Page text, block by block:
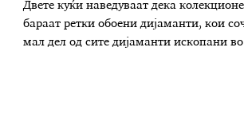
Двете куќи наведуваат дека
бараат ретки обоени дијаманти, кои
мал дел од сите дијаманти ископани во